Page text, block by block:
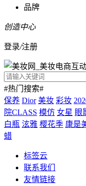
品牌
创造中心
登录/注册
#热门搜索#
保养 Dior 美妆 彩妆
院CLASS 模仿 女星 眼
白瓶 泫雅 樱花季 康是
蜡
标签云
联系我们
友情链接